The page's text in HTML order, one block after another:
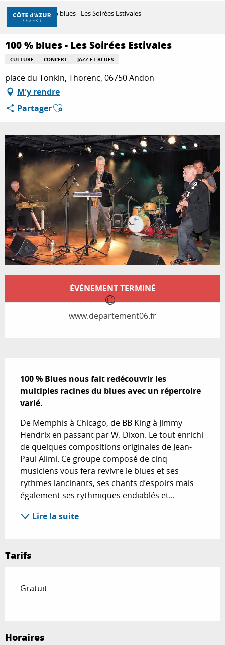
Aller
contenu
principal
DÉCOUVRIR
À FAIRE
SÉJOURNER
Accueil 100 % blues - Les Soirées Estivales
100 % blues - Les Soirées Estivales
CULTURE CONCERT JAZZ ET BLUES
place du Tonkin, Thorenc, 06750 Andon
M'y rendre
PartagerAjouter aux favoris
Ouverture et coordonnées
ÉVÉNEMENT TERMINÉ
www.departement06.fr
100 % Blues nous fait redécouvrir les
multiples racines du blues avec un répertoire
varié.
De Memphis à Chicago, de BB King à Jimmy
Hendrix en passant par W. Dixon. Le tout enrichi
de quelques compositions originales de Jean-
Paul Alimi. Ce groupe composé de cinq
musiciens vous fera revivre le blues et ses
rythmes lancinants, ses chants d’espoirs mais
également ses rythmiques endiablés et...
Lire la suite
Tarifs
Gratuit
—
Horaires